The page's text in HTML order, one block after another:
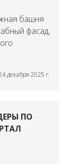
башня
фасад,
декабря 2025 г.
ПО